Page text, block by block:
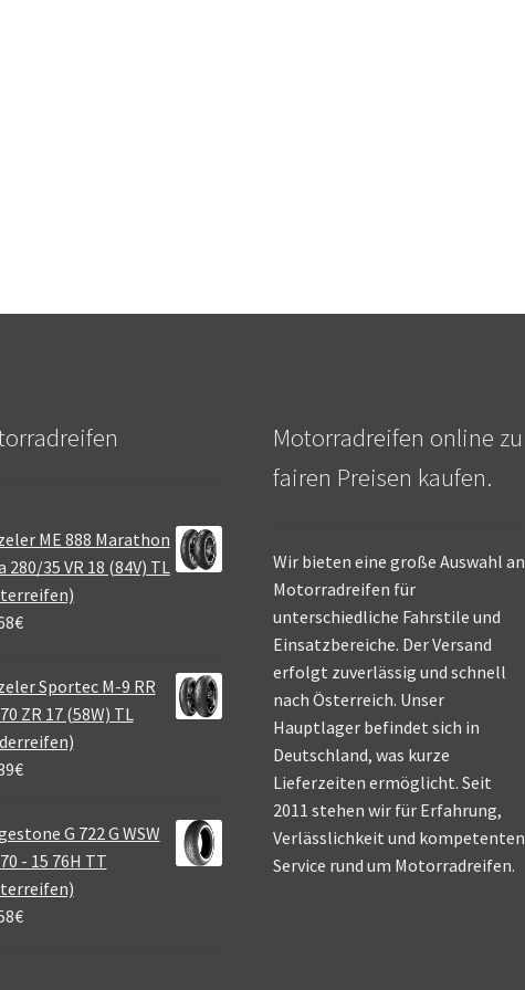
ME 888 Marathon
280/35 VR 18 (84V) TL
€
Sportec M-9 RR
ZR 17 (58W) TL
€
G 722 G WSW
- 15 76H TT
€
Motorradreifen online zu
fairen Preisen kaufen.
Wir bieten eine große Auswahl an
Motorradreifen für
unterschiedliche Fahrstile und
Einsatzbereiche. Der Versand
erfolgt zuverlässig und schnell
nach Österreich. Unser
Hauptlager befindet sich in
Deutschland, was kurze
Lieferzeiten ermöglicht. Seit
2011 stehen wir für Erfahrung,
Verlässlichkeit und kompetenten
Service rund um Motorradreifen.